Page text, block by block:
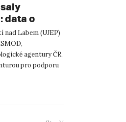
data o
nad Labem (UJEP)
agentury ČR,
pro podporu